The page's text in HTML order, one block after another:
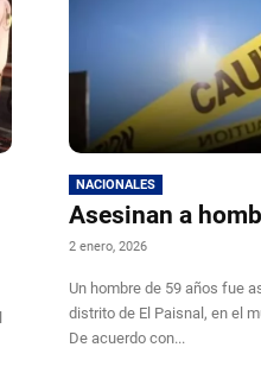
NACIONALES
Asesinan a
2 enero, 2026
Un hombre de 59 años fue
distrito de El Paisnal, en el
De acuerdo con...